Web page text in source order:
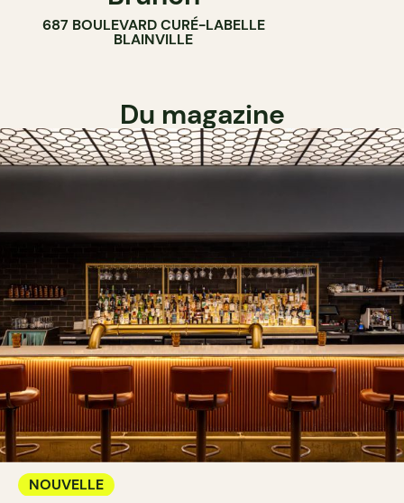
687 BOULEVARD CURÉ-LABELLE
BLAINVILLE
Du magazine
NOUVELLE